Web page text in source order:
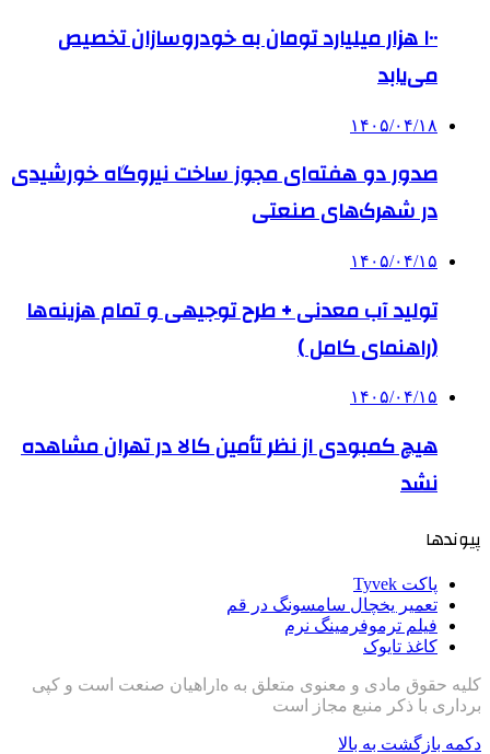
۱۰۰ هزار میلیارد تومان به خودروسازان تخصیص
می‌یابد
۱۴۰۵/۰۴/۱۸
صدور دو هفته‌ای مجوز ساخت نیروگاه خورشیدی
در شهرک‌های صنعتی
۱۴۰۵/۰۴/۱۵
تولید آب معدنی + طرح توجیهی و تمام هزینه‌ها
(راهنمای کامل )
۱۴۰۵/۰۴/۱۵
هیچ کمبودی از نظر تأمین کالا در تهران مشاهده
نشد
پیوندها
پاکت Tyvek
تعمیر یخچال سامسونگ در قم
فیلم ترموفرمینگ نرم
کاغذ تایوک
کلیه حقوق مادی و معنوی متعلق به هlراهیان صنعت است و کپی
برداری با ذکر منبع مجاز است
دکمه بازگشت به بالا